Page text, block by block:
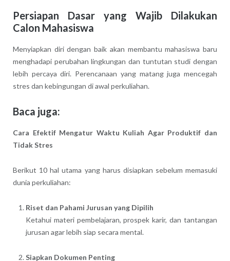
Persiapan Dasar yang Wajib Dilakukan
Calon Mahasiswa
Menyiapkan diri dengan baik akan membantu mahasiswa baru
menghadapi perubahan lingkungan dan tuntutan studi dengan
lebih percaya diri. Perencanaan yang matang juga mencegah
stres dan kebingungan di awal perkuliahan.
Baca juga:
Cara Efektif Mengatur Waktu Kuliah Agar Produktif dan
Tidak Stres
Berikut 10 hal utama yang harus disiapkan sebelum memasuki
dunia perkuliahan:
Riset dan Pahami Jurusan yang Dipilih
Ketahui materi pembelajaran, prospek karir, dan tantangan
jurusan agar lebih siap secara mental.
Siapkan Dokumen Penting